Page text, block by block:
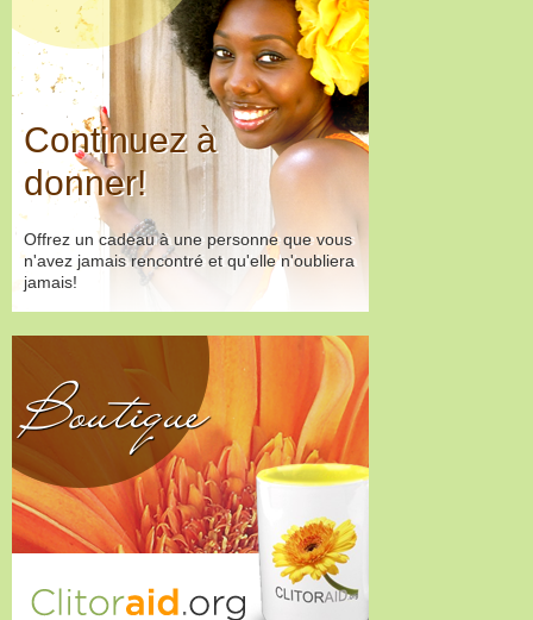
Continuez à
donner!
Offrez un cadeau à une personne que vous
n'avez jamais rencontré et qu'elle n'oubliera
jamais!
Boutique